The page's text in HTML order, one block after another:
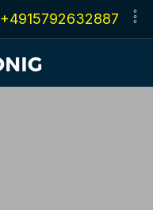
+4915792632887